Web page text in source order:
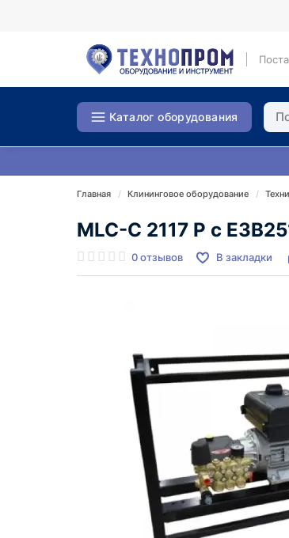
Каталог оборудования
Главная Клининговое оборудование
MLC-C 2117 P c
0 отзывов В закладки